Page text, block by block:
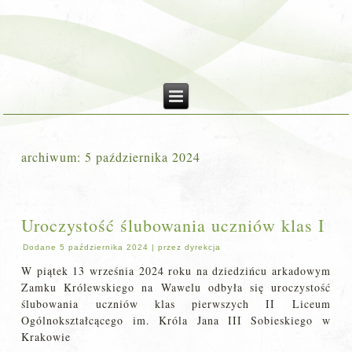
archiwum:5 października 2024
Uroczystość ślubowania uczniów klas I
Dodane 5 października 2024 |przez dyrekcja
W piątek 13 września 2024 roku na dziedzińcu arkadowym
Zamku Królewskiego na Wawelu odbyła się uroczystość
ślubowania uczniów klas pierwszych II Liceum
Ogólnokształcącego im. Króla Jana III Sobieskiego w
Krakowie